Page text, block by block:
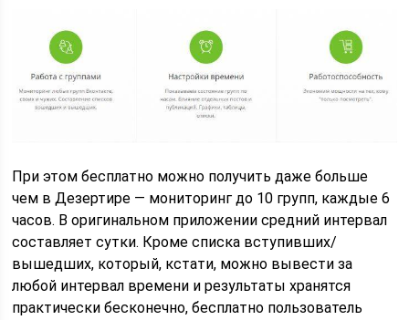
При этом бесплатно можно получить даже больше
чем в Дезертире — мониторинг до 10 групп, каждые 6
часов. В оригинальном приложении средний интервал
составляет сутки. Кроме списка вступивших/
вышедших, который, кстати, можно вывести за
любой интервал времени и результаты хранятся
практически бесконечно, бесплатно пользователь